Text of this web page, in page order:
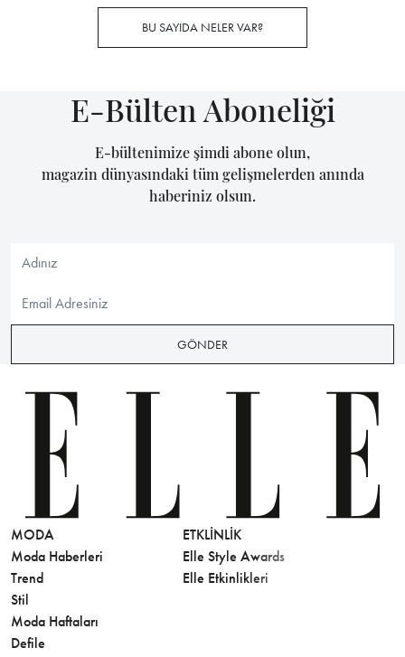
BU SAYIDA NELER VAR?
E-Bülten Aboneliği
E-bültenimize şimdi abone olun,
magazin dünyasındaki tüm gelişmelerden anında
haberiniz olsun.
GÖNDER
MODA
Moda Haberleri
Trend
Stil
Moda Haftaları
Defile
ETKLINLIK
Elle Style Awards
Elle Etkinlikleri